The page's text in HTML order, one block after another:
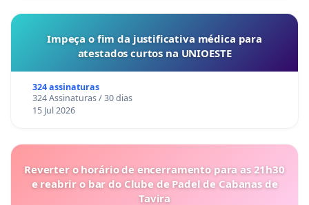
Impeça o fim da justificativa médica para
atestados curtos na UNIOESTE
324 assinaturas
324 Assinaturas / 30 dias
15 Jul 2026
Reverter o horário de encerramento para as 21h30
e reabrir o bar do Clube de Padel de Cabanas de
Tavira